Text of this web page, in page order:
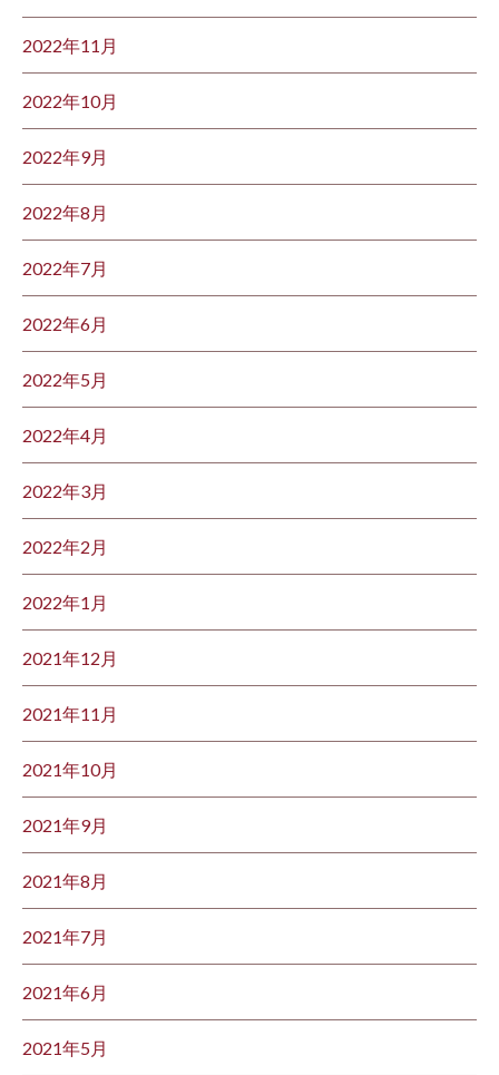
2022年11月
2022年10月
2022年9月
2022年8月
2022年7月
2022年6月
2022年5月
2022年4月
2022年3月
2022年2月
2022年1月
2021年12月
2021年11月
2021年10月
2021年9月
2021年8月
2021年7月
2021年6月
2021年5月